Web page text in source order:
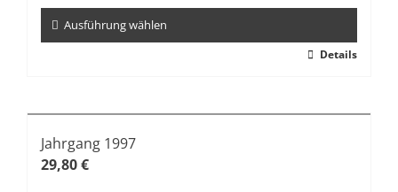
Produktseite
gewählt
Ausführung wählen
mehrere
auf.
Die
Details
Jahrgang 1997
29,80€